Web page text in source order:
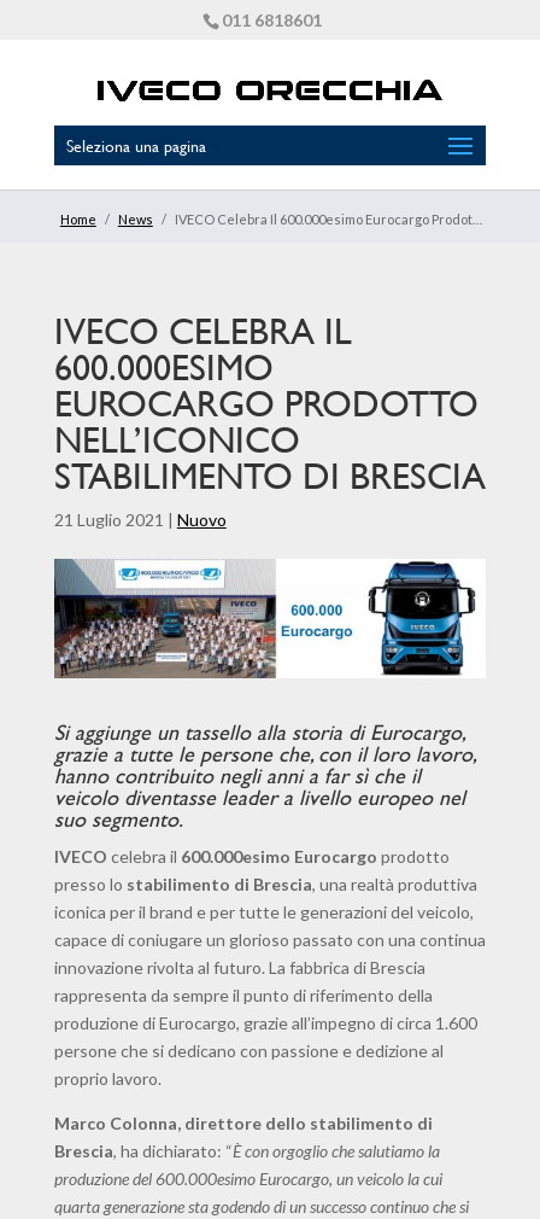
011 6818601
Seleziona una pagina
Home / News / IVECO Celebra Il 600.000esimo Eurocargo Prodotto Nell’iconico Stabilimento Di Brescia
IVECO CELEBRA IL
600.000ESIMO
EUROCARGO PRODOTTO
NELL’ICONICO
STABILIMENTO DI BRESCIA
21 Luglio 2021 | Nuovo
​Si aggiunge un tassello alla storia di Eurocargo,
grazie a tutte le persone che, con il loro lavoro,
hanno contribuito negli anni a far sì che il
veicolo diventasse leader a livello europeo nel
suo segmento.
IVECO celebra il 600.000esimo Eurocargo prodotto
presso lo stabilimento di Brescia, una realtà produttiva
iconica per il brand e per tutte le generazioni del veicolo,
capace di coniugare un glorioso passato con una continua
innovazione rivolta al futuro. La fabbrica di Brescia
rappresenta da sempre il punto di riferimento della
produzione di Eurocargo, grazie all’impegno di circa 1.600
persone che si dedicano con passione e dedizione al
proprio lavoro.
Marco Colonna, direttore dello stabilimento di
Brescia, ha dichiarato: “È con orgoglio che salutiamo la
produzione del 600.000esimo Eurocargo, un veicolo la cui
quarta generazione sta godendo di un successo continuo che si